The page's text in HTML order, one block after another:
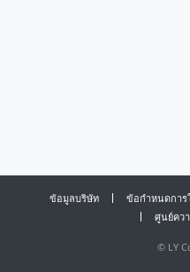
ข้อมูลบริษัท ข้อกำหนดการ
ศูนย์คว
© LY